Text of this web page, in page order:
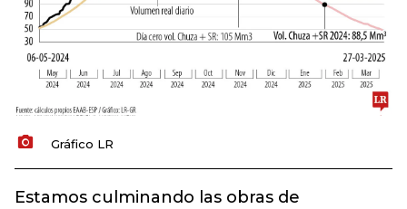
Gráfico LR
Estamos culminando las obras de